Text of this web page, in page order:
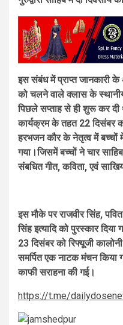
इस संबंध में प्राप्त जानकारी के
को चलने वाले क्लास के स्थानीय
पिछले सप्ताह से ही शुरू कर दी
कार्यक्रम के तहत 22 दिसंबर
हरभजन कौर के नेतृत्व में बच्चों
गया।जिसमें बच्चों ने चार
संबधित गीत, कविता, एवं
इस मौके पर राजवीर सिंह,
सिंह इत्यादि को पुरस्कार दिया
23 दिसंबर को रिफ्यूजी
समर्पित एक नाटक मंचन किया
काफी सराहना की गई।
https://t.me/